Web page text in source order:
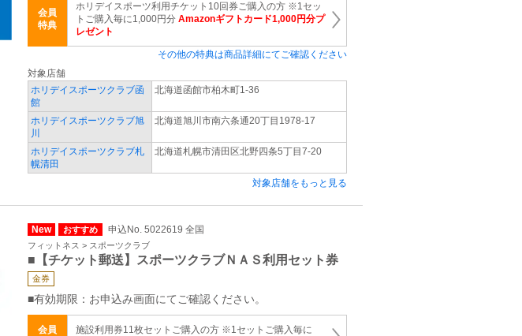
会員
特典
ホリデイスポーツ利用チケット10回券ご購入の方 ※1セッ
トご購入毎に1,000円分 Amazonギフトカード1,000円分プ
レゼント
その他の特典は商品詳細にてご確認ください
対象店舗
ホリデイスポーツクラブ函
館
北海道函館市柏木町1-36
ホリデイスポーツクラブ旭
川
北海道旭川市南六条通20丁目1978-17
ホリデイスポーツクラブ札
幌清田
北海道札幌市清田区北野四条5丁目7-20
対象店舗をもっと見る
New おすすめ 申込No. 5022619 全国
フィットネス > スポーツクラブ
■【チケット郵送】スポーツクラブＮＡＳ利用セット券
金券
■有効期限：お申込み画面にてご確認ください。
会員
施設利用券11枚セットご購入の方 ※1セットご購入毎に